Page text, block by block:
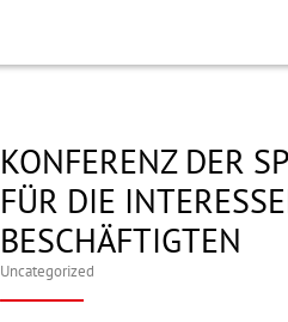
KONFERENZ DER
FÜR DIE
BESCHÄFTIGTEN
Uncategorized